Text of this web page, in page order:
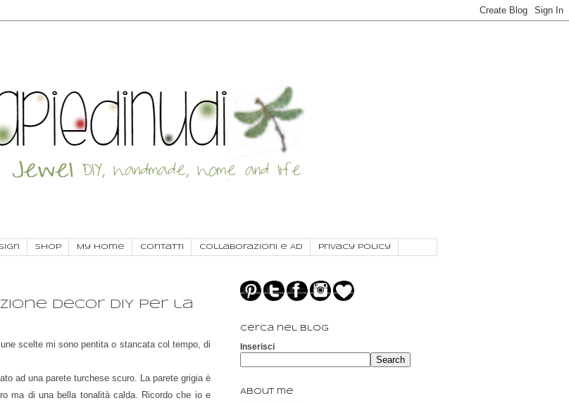
SHOP My Home Contatti Collaborazioni e AD Privacy Policy
decor DIY per la
scelte mi sono pentita o stancata col tempo, di
ad una parete turchese scuro. La parete grigia è
ma di una bella tonalità calda. Ricordo che io e
Cerca nel blog
Inserisci
About me